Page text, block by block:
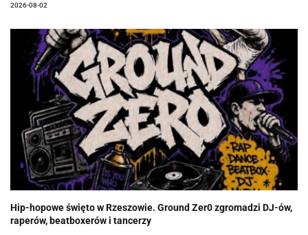
2026-08-02
Hip-hopowe święto w Rzeszowie. Ground Zer0 zgromadzi DJ-ów,
raperów, beatboxerów i tancerzy